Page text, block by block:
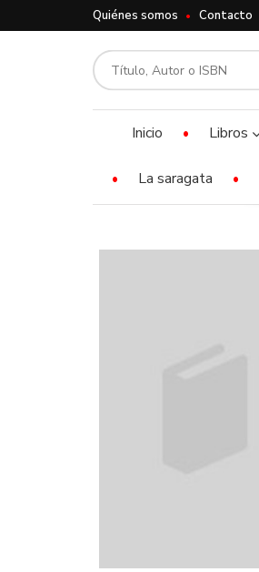
Quiénes somos Contacto
Inicio Libros
La saragata